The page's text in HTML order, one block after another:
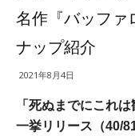
名作『バッファ
ナップ紹介
2021年8月4日
「死ぬまでにこれ
一挙リリース（40/81